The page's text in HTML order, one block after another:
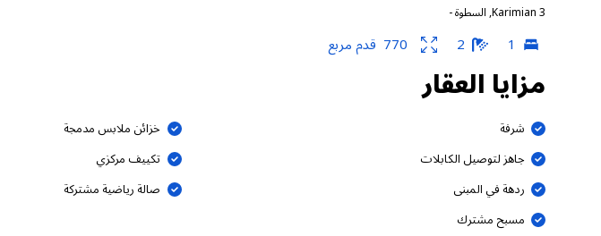
Karimian 3
,السطوة-
1
2
770 قدم مربع
مزايا العقار
شرفة خزائن ملابس مدمجة
جاهز لتوصيل الكابلات
تكييف مركزي
ردهة في المبنى
صالة رياضية مشتركة
مسبح مشترك